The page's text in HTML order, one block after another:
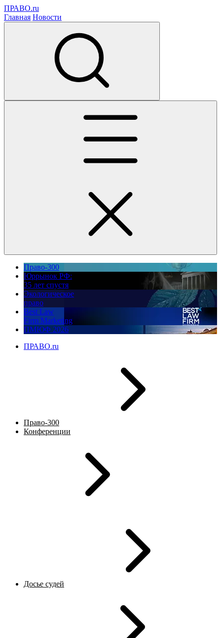
ПРАВО.ru
Главная Новости
Право-300
Юррынок РФ:
35 лет спустя
Экологическое
право
Best Law
Firm Marketing
ПМЮФ 2026
ПРАВО.ru
Право-300
Конференции
Досье судей